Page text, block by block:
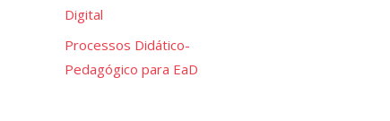
Digital
Processos Didático-
Pedagógico para EaD